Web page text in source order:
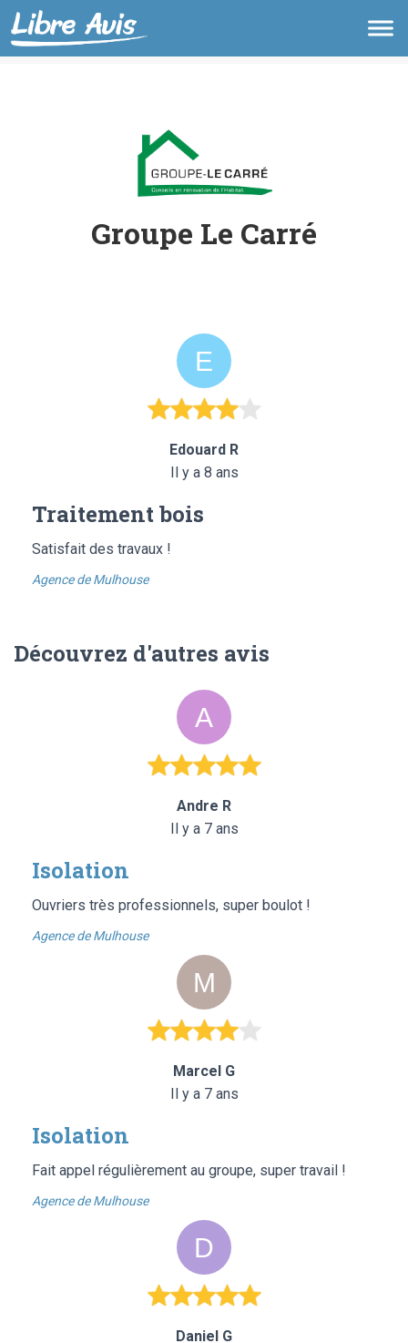
Groupe Le Carré
Edouard R
Il y a 8 ans
Traitement bois
Satisfait des travaux !
Agence de Mulhouse
Découvrez d'autres avis
Andre R
Il y a 7 ans
Isolation
Ouvriers très professionnels, super boulot !
Agence de Mulhouse
Marcel G
Il y a 7 ans
Isolation
Fait appel régulièrement au groupe, super travail !
Agence de Mulhouse
Daniel G